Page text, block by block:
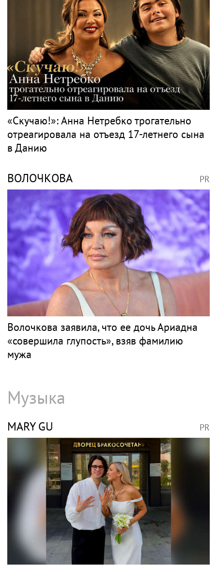
«Скучаю!»: Анна Нетребко трогательно
отреагировала на отъезд 17-летнего сына
в Данию
ВОЛОЧКОВА PR
Волочкова заявила, что ее дочь Ариадна
«совершила глупость», взяв фамилию
мужа
Музыка
MARY GU PR